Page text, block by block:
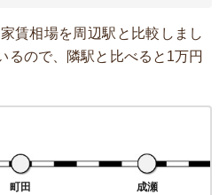
賃相場を周辺駅と比較しまし
るので、隣駅と比べると1万円
町田
成瀬